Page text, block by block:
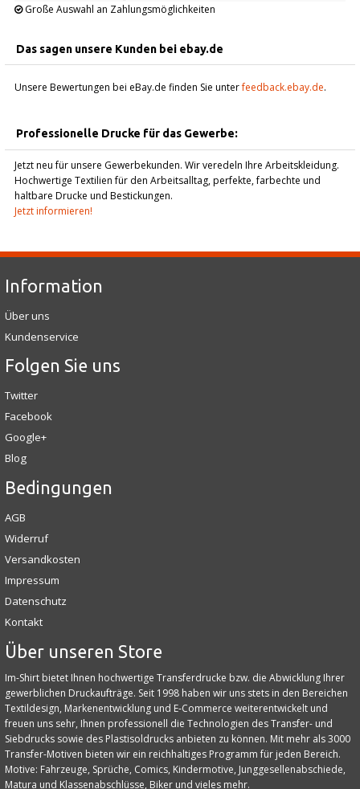
Große Auswahl an Zahlungsmöglichkeiten
Das sagen unsere Kunden bei ebay.de
Unsere Bewertungen bei eBay.de finden Sie unterfeedback.ebay.de.
Professionelle Drucke für das Gewerbe:
Jetzt neu für unsere Gewerbekunden. Wir veredeln Ihre Arbeitskleidung.
Hochwertige Textilien für den Arbeitsalltag, perfekte, farbechte und
haltbare Drucke und Bestickungen.
Jetzt informieren!
Information
Über uns
Kundenservice
Folgen Sie uns
Twitter
Facebook
Google+
Blog
Bedingungen
AGB
Widerruf
Versandkosten
Impressum
Datenschutz
Kontakt
Über unseren Store
Im-Shirt bietet Ihnen hochwertige Transferdrucke bzw. die Abwicklung Ihrer
gewerblichen Druckaufträge. Seit 1998 haben wir uns stets in den Bereichen
Textildesign, Markenentwicklung und E‑Commerce weiterentwickelt und
freuen uns sehr, Ihnen professionell die Technologien des Transfer- und
Siebdrucks sowie des Plastisoldrucks anbieten zu können. Mit mehr als 3000
Transfer-Motiven bieten wir ein reichhaltiges Programm für jeden Bereich.
Motive: Fahrzeuge, Sprüche, Comics, Kindermotive, Junggesellenabschiede,
Matura und Klassenabschlüsse, Biker und vieles mehr.